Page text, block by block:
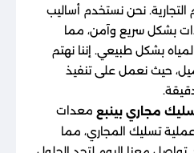
نحن نستخدم أساليب
بشكل سريع وآمن، مما
بشكل طبيعي. إننا نهتم
حيث نعمل على تنفيذ
مجاري بينبع معدات
تسليك المجاري، مما